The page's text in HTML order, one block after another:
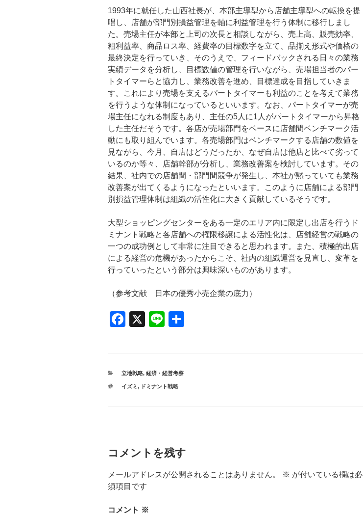
1993年に就任した山西社長が、本部主導型から店舗主導型への転換を提
唱し、店舗が部門別損益管理を軸に利益管理を行う体制に移行しまし
た。売場主任が本部と上司の次長と相談しながら、売上高、販売効率、
粗利益率、商品ロス率、経費率の目標数字を立て、品揃え形式や価格の
最終決定を行っていき、そのうえで、フィードバックされる日々の業務
実績データを分析し、目標数値の管理を行いながら、売場担当者のパー
トタイマーらと協力し、業務改善を進め、目標達成を目指していきま
す。これにより売場を支えるパートタイマーも利益のことを考えて業務
を行うような体制になっているといいます。なお、パートタイマーが売
場主任になれる制度もあり、主任の5人に1人がパートタイマーから昇格
した主任だそうです。各店が売場部門をベースに店舗間ベンチマーク活
動にも取り組んでいます。各売場部門はベンチマークする店舗の数値を
見ながら、今月、自店はどうだったか、なぜ自店は他店と比べて劣って
いるのか等々、店舗幹部が分析し、業務改善案を検討しています。その
結果、社内での店舗間・部門間競争が発生し、本社が黙っていても業務
改善案が出てくるようになったといいます。このように店舗による部門
別損益管理体制は組織の活性化に大きく貢献しているそうです。
大型ショッピングセンターをある一定のエリア内に限定し出店を行うド
ミナント戦略と各店舗への権限移譲による活性化は、店舗経営の戦略の
一つの成功例として非常に注目できると思われます。また、積極的出店
による経営の危機があったからこそ、社内の組織運営を見直し、変革を
行っていったという部分は興味深いものがあります。
（参考文献 日本の優秀小売企業の底力）
F
e
b
X
Li
カ
ゴ
立地戦略, 経済・経営考察
タ
イズミ , ドミナント戦略
コメントを残す
メールアドレスが公開されることはありません。 ※ が付いている欄は必
須項目です
コメント ※